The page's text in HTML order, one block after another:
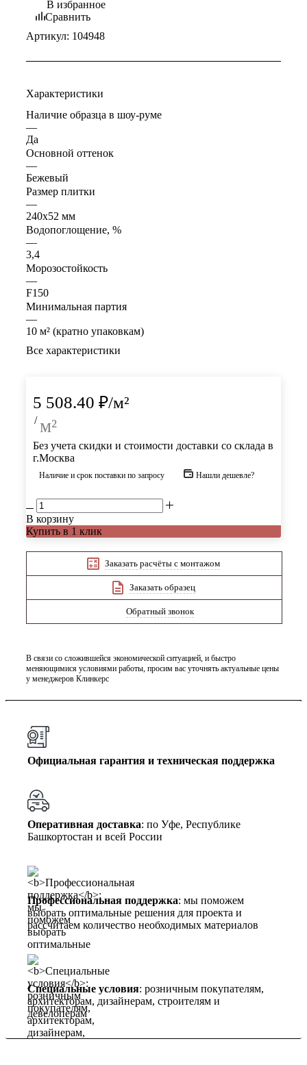
В избранное
Сравнить
Артикул: 104948
Характеристики
Наличие образца в шоу-руме
—
Да
Основной оттенок
—
Бежевый
Размер плитки
—
240x52 мм
Водопоглощение, %
—
3,4
Морозостойкость
—
F150
Минимальная партия
—
10 м² (кратно упаковкам)
Все характеристики
5 508.40 ₽/м²
/ м²
Без учета скидки и стоимости доставки со склада в
г.Москва
Наличие и срок поставки по запросу Нашли дешевле?
В корзину
Купить в 1 клик
Заказать расчёты с монтажом
Заказать образец
Обратный звонок
В связи со сложившейся экономической ситуацией, и быстро
меняющимися условиями работы, просим вас уточнять актуальные цены
у менеджеров Клинкерс
Официальная гарантия и техническая поддержка
Оперативная доставка: по Уфе, Республике
Башкортостан и всей России
Профессиональная поддержка: мы поможем
выбрать оптимальные решения для проекта и
рассчитаем количество необходимых материалов
Специальные условия: розничным покупателям,
архитекторам, дизайнерам, строителям и
девелоперам